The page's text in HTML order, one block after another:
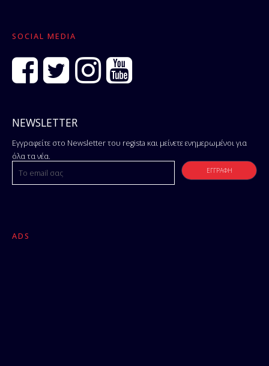
SOCIAL MEDIA
NEWSLETTER
Εγγραφείτε στο Newsletter του regista και μείνετε ενημερωμένοι για
όλα τα νέα.
ADS